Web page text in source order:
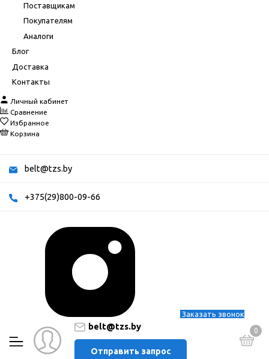
Поставщикам
Покупателям
Аналоги
Блог
Доставка
Контакты
Личный кабинет
Сравнение
Избранное
Корзина
belt@tzs.by
+375(29)800-09-66
Заказать звонок
belt@tzs.by
Отправить запрос
0